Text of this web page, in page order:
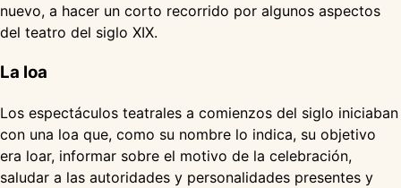
nuevo, a hacer un corto recorrido por algunos aspectos
del teatro del siglo XIX.
La loa
Los espectáculos teatrales a comienzos del siglo iniciaban
con una loa que, como su nombre lo indica, su objetivo
era loar, informar sobre el motivo de la celebración,
saludar a las autoridades y personalidades presentes y